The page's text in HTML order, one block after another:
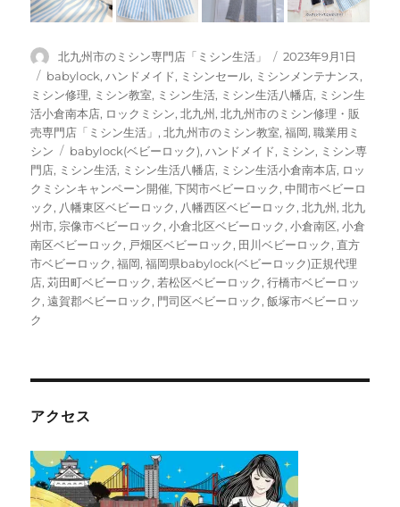
投
稿
者
北九州市のミシン専門店「ミシン生活」
投
稿
日:
2023年9月1日
カ
テ
ゴ
リ
ー
babylock,ハンドメイド, ミシンセール, ミシンメンテナンス,
ミシン修理, ミシン教室, ミシン生活, ミシン生活八幡店, ミシン生
活小倉南本店, ロックミシン,北九州,北九州市のミシン修理・販
売専門店「ミシン生活」 ,北九州市のミシン教室,福岡,職業用ミ
シン
タ
グ
babylock(ベビーロック),ハンドメイド, ミシン, ミシン専
門店, ミシン生活, ミシン生活八幡店, ミシン生活小倉南本店, ロッ
クミシンキャンペーン開催,下関市ベビーロック,中間市ベビーロ
ック, 八幡東区ベビーロック, 八幡西区ベビーロック,北九州,北九
州市, 宗像市ベビーロック,小倉北区ベビーロック,小倉南区,小倉
南区ベビーロック, 戸畑区ベビーロック, 田川ベビーロック, 直方
市ベビーロック,福岡,福岡県babylock(ベビーロック)正規代理
店,苅田町ベビーロック, 若松区ベビーロック,行橋市ベビーロッ
ク,遠賀郡ベビーロック, 門司区ベビーロック,飯塚市ベビーロッ
ク
アクセス